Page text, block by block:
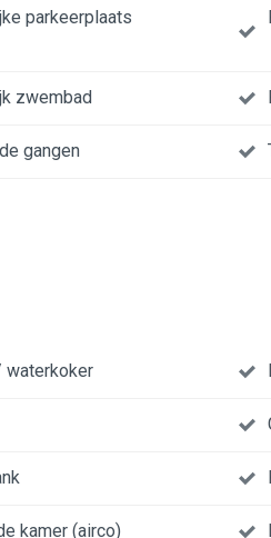
parkeerplaats
zwembad
gangen
waterkoker
kamer (airco)